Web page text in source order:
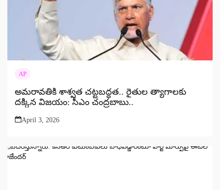
AP
అమరావతికి శాశ్వత చట్టబద్ధత.. రైతుల త్యాగాలకు
దక్కిన విజయం: సీఎం చంద్రబాబు..
April 3, 2026